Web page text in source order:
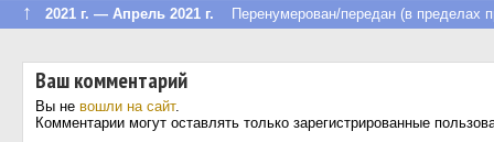
↑ 2021 г. — Апрель 2021 г. Перенумерован/передан (в пределах
Ваш комментарий
Вы не вошли на сайт.
Комментарии могут оставлять только зарегистрированные